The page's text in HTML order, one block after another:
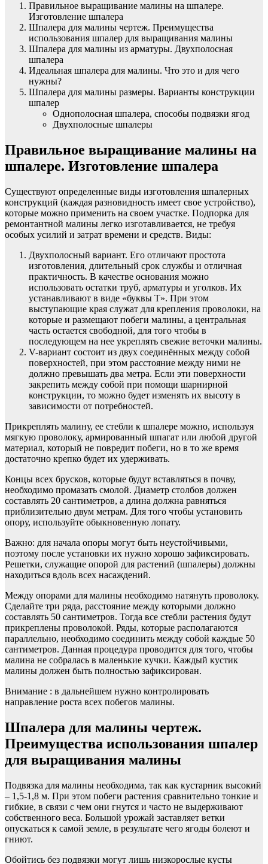
Правильное выращивание малины на шпалере.
Изготовление шпалера
Шпалера для малины чертеж. Преимущества
использования шпалер для выращивания малины
Шпалера для малины из арматуры. Двухполосная
шпалера
Идеальная шпалера для малины. Что это и для чего
нужны?
Шпалера для малины размеры. Варианты конструкции
шпалер
Однополосная шпалера, способы подвязки ягод
Двухполосные шпалеры
Правильное выращивание малины на
шпалере. Изготовление шпалера
Существуют определенные виды изготовления шпалерных
конструкций (каждая разновидность имеет свое устройство),
которые можно применить на своем участке. Подпорка для
ремонтантной малины легко изготавливается, не требуя
особых усилий и затрат времени и средств. Виды:
Двухполосный вариант. Его отличают простота
изготовления, длительный срок службы и отличная
практичность. В качестве основания можно
использовать остатки труб, арматуры и уголков. Их
устанавливают в виде «буквы Т». При этом
выступающие края служат для крепления проволоки, на
которые и размещают побеги малины, а центральная
часть остается свободной, для того чтобы в
последующем на нее укреплять свежие веточки малины.
V-вариант состоит из двух соединённых между собой
поверхностей, при этом расстояние между ними не
должно превышать два метра. Если эти поверхности
закрепить между собой при помощи шарнирной
конструкции, то можно будет изменять их высоту в
зависимости от потребностей.
Прикреплять малину, ее стебли к шпалере можно, используя
мягкую проволоку, армированный шпагат или любой другой
материал, который не повредит побеги, но в то же время
достаточно крепко будет их удерживать.
Концы всех брусков, которые будут вставляться в почву,
необходимо промазать смолой. Диаметр столбов должен
составлять 20 сантиметров, а длина должна равняться
приблизительно двум метрам. Для того чтобы установить
опору, используйте обыкновенную лопату.
Важно: для начала опоры могут быть неустойчивыми,
поэтому после установки их нужно хорошо зафиксировать.
Решетки, служащие опорой для растений (шпалеры) должны
находиться вдоль всех насаждений.
Между опорами для малины необходимо натянуть проволоку.
Сделайте три ряда, расстояние между которыми должно
составлять 50 сантиметров. Тогда все стебли растения будут
прикреплены проволокой. Ряды, которые располагаются
параллельно, необходимо соединить между собой каждые 50
сантиметров. Данная процедура проводится для того, чтобы
малина не собралась в маленькие кучки. Каждый кустик
малины должен быть полностью зафиксирован.
Внимание : в дальнейшем нужно контролировать
направление роста всех побегов малины.
Шпалера для малины чертеж.
Преимущества использования шпалер
для выращивания малины
Подвязка для малины необходима, так как кустарник высокий
– 1,5-1,8 м. При этом побеги растения сравнительно тонкие и
гибкие, в связи с чем они гнутся и часто не выдерживают
собственного веса. Большой урожай заставляет ветки
опускаться к самой земле, в результате чего ягоды болеют и
гниют.
Обойтись без подвязки могут лишь низкорослые кусты